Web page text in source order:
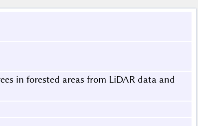
in forested areas from LiDAR data and